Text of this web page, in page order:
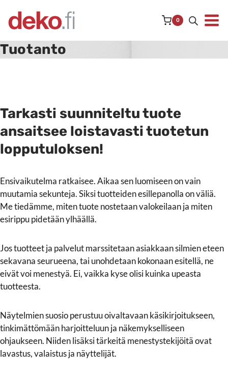
sisältöön
0
Tuotanto
Tarkasti suunniteltu tuote
ansaitsee loistavasti tuotetun
lopputuloksen!
Ensivaikutelma ratkaisee. Aikaa sen luomiseen on vain
muutamia sekunteja. Siksi tuotteiden esillepanolla on väliä.
Me tiedämme, miten tuote nostetaan valokeilaan ja miten
esirippu pidetään ylhäällä.
Jos tuotteet ja palvelut marssitetaan asiakkaan silmien eteen
sekavana seurueena, tai unohdetaan kokonaan esitellä, ne
eivät voi menestyä. Ei, vaikka kyse olisi kuinka upeasta
tuotteesta.
Näytelmien suosio perustuu oivaltavaan käsikirjoitukseen,
tinkimättömään harjoitteluun ja näkemykselliseen
ohjaukseen. Niiden lisäksi tärkeitä menestystekijöitä ovat
lavastus, valaistus ja näyttelijät.